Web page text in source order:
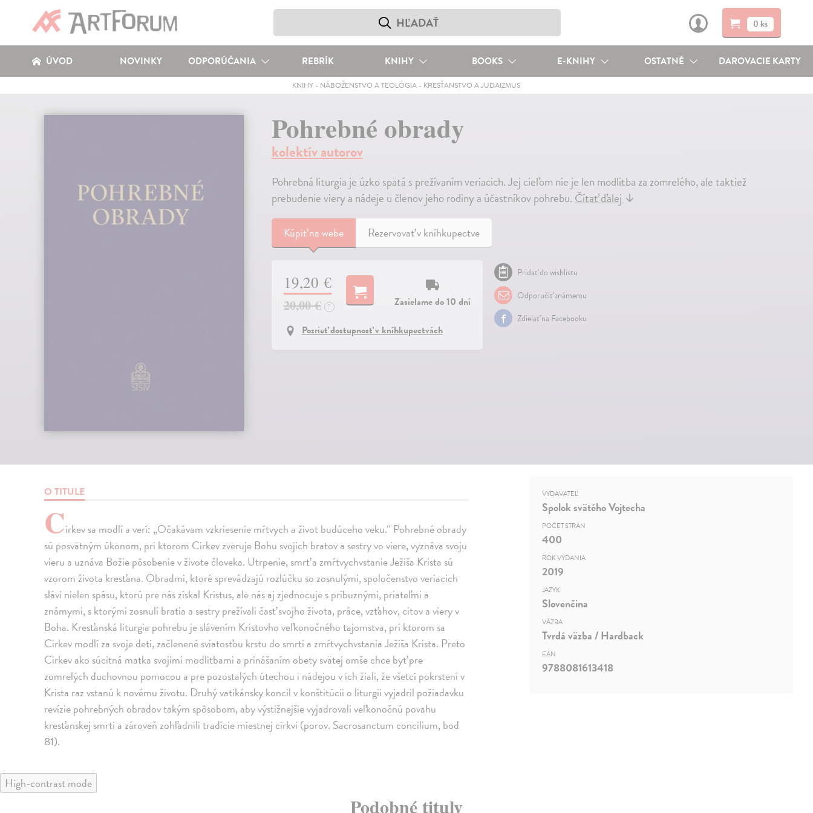
0 ks
ÚVOD NOVINKY ODPORÚČANIA REBRÍK KNIHY BOOKS E-KNIHY OSTATNÉ DAROVACIE KARTY
KNIHY - NÁBOŽENSTVO A TEOLÓGIA - KRESŤANSTVO A JUDAIZMUS
Pohrebné obrady
kolektív autorov
Pohrebná liturgia je úzko spätá s prežívaním veriacich. Jej cieľom nie je len modlitba za zomrelého, ale taktiež
prebudenie viery a nádeje u členov jeho rodiny a účastníkov pohrebu.Čítať ďalej↓
Kúpiťna webe Rezervovať v kníhkupectve
19,20 €
20,00 € ?
Zasielame do 10 dní
Pozrieť dostupnosť v kníhkupectvách
Pridať do wishlistu
Odporučiť známemu
Zdielať na Facebooku
O TITULE
Cirkev sa modlí a verí: „Očakávam vzkriesenie mŕtvych a život budúceho veku.“ Pohrebné obrady
sú posvätným úkonom, pri ktorom Cirkev zveruje Bohu svojich bratov a sestry vo viere, vyznáva svoju
vieru a uznáva Božie pôsobenie v živote človeka. Utrpenie, smrť a zmŕtvychvstanie Ježiša Krista sú
vzorom života kresťana. Obradmi, ktoré sprevádzajú rozlúčku so zosnulými, spoločenstvo veriacich
slávi nielen spásu, ktorú pre nás získal Kristus, ale nás aj zjednocuje s príbuznými, priateľmi a
známymi, s ktorými zosnulí bratia a sestry prežívali časť svojho života, práce, vzťahov, citov a viery v
Boha. Kresťanská liturgia pohrebu je slávením Kristovho veľkonočného tajomstva, pri ktorom sa
Cirkev modlí za svoje deti, začlenené sviatosťou krstu do smrti a zmŕtvychvstania Ježiša Krista. Preto
Cirkev ako súcitná matka svojimi modlitbami a prinášaním obety svätej omše chce byť pre
zomrelých duchovnou pomocou a pre pozostalých útechou i nádejou v ich žiali, že všetci pokrstení v
Krista raz vstanú k novému životu. Druhý vatikánsky koncil v konštitúcii o liturgii vyjadril požiadavku
revízie pohrebných obradov takým spôsobom, aby výstižnejšie vyjadrovali veľkonočnú povahu
kresťanskej smrti a zároveň zohľadnili tradície miestnej cirkvi (porov. Sacrosanctum concilium, bod
81).
VYDAVATEĽ
Spolok svätého Vojtecha
POČET STRÁN
400
ROK VYDANIA
2019
JAZYK
Slovenčina
VÄZBA
Tvrdá väzba / Hardback
EAN
9788081613418
High-contrast mode
Podobné tituly